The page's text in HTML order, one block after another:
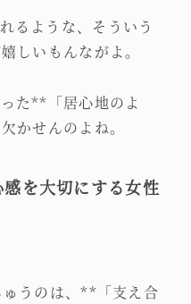
るような、そういう
しいもんながよ。
た**「居心地のよ
かせんのよね。
を大切にする女性
うのは、**「支え合